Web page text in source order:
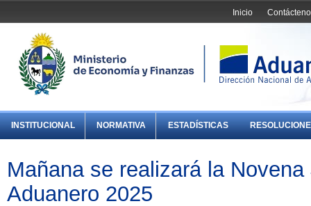
Inicio
INSTITUCIONAL NORMATIVA ESTADÍSTICAS
Mañana se realizará la
Aduanero 2025